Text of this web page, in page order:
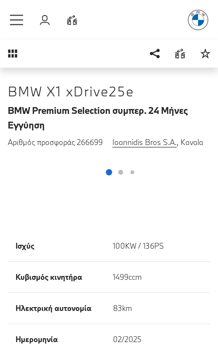
Σύνδεση
Επισκόπηση
BMW X1 xDrive25e
BMW Premium Selection συμπερ. 24 Μήνες
Εγγύηση
Αριθμός προσφοράς 266699 Ioannidis Bros S.A., Kavala
Ισχύς 100KW / 136PS
Κυβισμός κινητήρα 1499ccm
Ηλεκτρική αυτονομία 83km
Ημερομηνία
02/2025